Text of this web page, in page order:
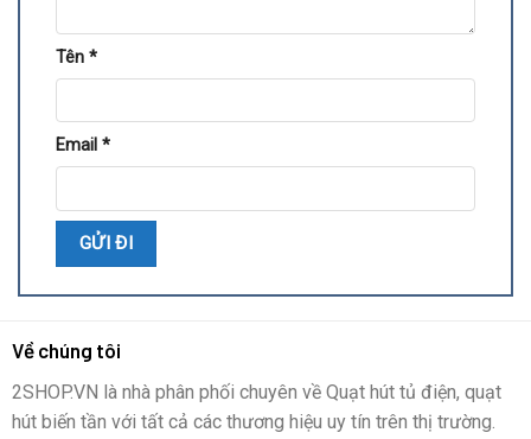
Tên *
Email *
Về chúng tôi
2SHOP.VN là nhà phân phối chuyên về Quạt hút tủ điện, quạt
hút biến tần với tất cả các thương hiệu uy tín trên thị trường.